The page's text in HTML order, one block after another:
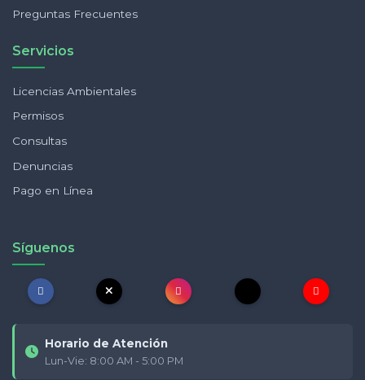
Preguntas Frecuentes
Servicios
Licencias Ambientales
Permisos
Consultas
Denuncias
Pago en Línea
Síguenos
Horario de Atención
Lun-Vie: 8:00 AM - 5:00 PM